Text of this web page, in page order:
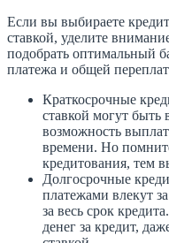
Если вы выбираете
ставкой, уделите
подобрать оптимальный
платежа и общей
Краткосрочные
ставкой могут быть
возможность
времени. Но
кредитования, тем
Долгосрочные
платежами влекут
за весь срок
денег за кредит,